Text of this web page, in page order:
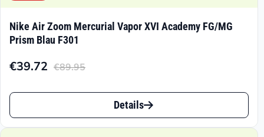
Nike Air Zoom Mercurial Vapor XVI Academy FG/MG
Prism Blau F301
€89.95
Ursprünglicher
Preis
€89.95
€39.72
Aktueller
Preis
€39.72.
Dieses
Produkt
Details